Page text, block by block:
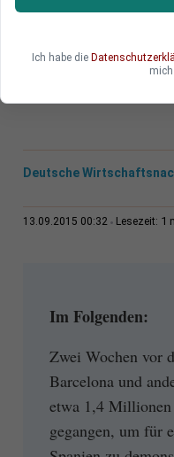
In Barcelona und
Unabhängigkeit
demonstriert. Damit
Deutsche
13.09.2015 00:32 Lesezeit: 1
Im Folgenden:
Zwei Wochen vor
Barcelona und
etwa 1,4 Millionen
gegangen, um für
Ich habe die